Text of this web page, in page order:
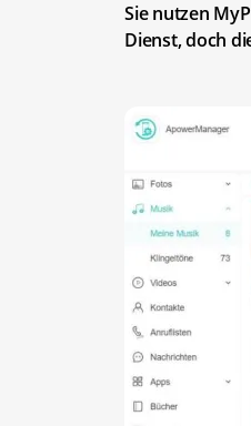
Sie nutzen
Dienst, doch